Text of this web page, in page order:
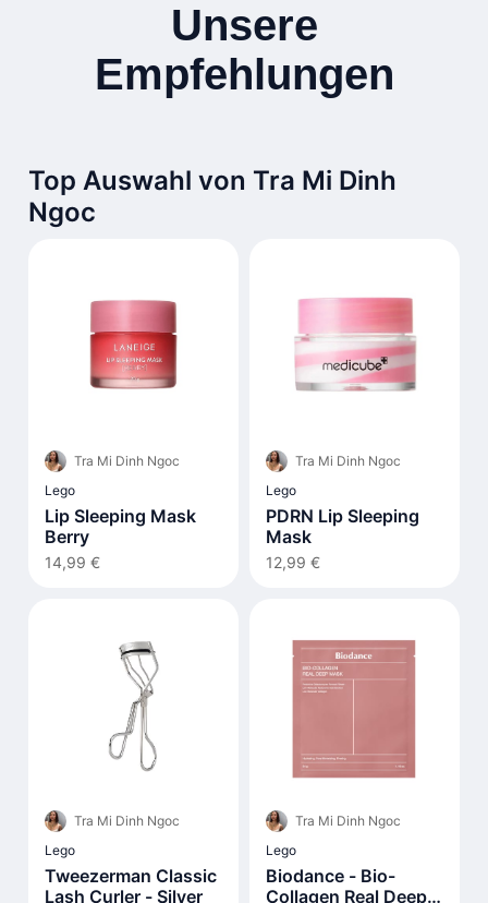
Unsere
Empfehlungen
Top Auswahl von Tra Mi Dinh
Ngoc
Tra Mi Dinh Ngoc
Lego
Lip Sleeping Mask
Berry
14,99 €
Tra Mi Dinh Ngoc
Lego
PDRN Lip Sleeping
Mask
12,99 €
Tra Mi Dinh Ngoc
Lego
Tweezerman Classic
Lash Curler - Silver
Tra Mi Dinh Ngoc
Lego
Biodance - Bio-
Collagen Real Deep